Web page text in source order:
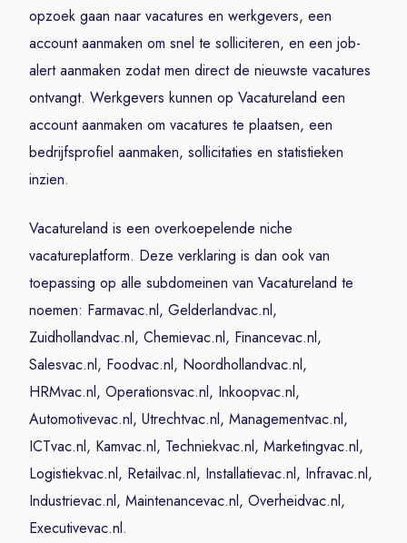
opzoek gaan naar vacatures en werkgevers, een
account aanmaken om snel te solliciteren, en een job-
alert aanmaken zodat men direct de nieuwste vacatures
ontvangt. Werkgevers kunnen op Vacatureland een
account aanmaken om vacatures te plaatsen, een
bedrijfsprofiel aanmaken, sollicitaties en statistieken
inzien.
Vacatureland is een overkoepelende niche
vacatureplatform. Deze verklaring is dan ook van
toepassing op alle subdomeinen van Vacatureland te
noemen: Farmavac.nl, Gelderlandvac.nl,
Zuidhollandvac.nl, Chemievac.nl, Financevac.nl,
Salesvac.nl, Foodvac.nl, Noordhollandvac.nl,
HRMvac.nl, Operationsvac.nl, Inkoopvac.nl,
Automotivevac.nl, Utrechtvac.nl, Managementvac.nl,
ICTvac.nl, Kamvac.nl, Techniekvac.nl, Marketingvac.nl,
Logistiekvac.nl, Retailvac.nl, Installatievac.nl, Infravac.nl,
Industrievac.nl, Maintenancevac.nl, Overheidvac.nl,
Executivevac.nl.